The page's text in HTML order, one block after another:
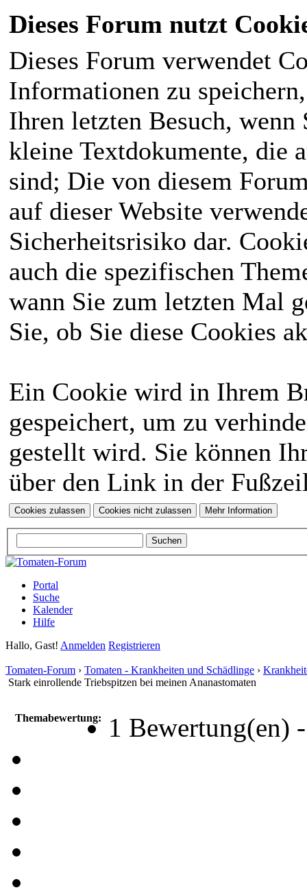
Dieses Forum nutzt
Dieses Forum verwendet
Informationen zu
Ihren letzten Besuch,
kleine Textdokumente, die
sind; Die von diesem
auf dieser Website
Sicherheitsrisiko dar.
auch die spezifischen
wann Sie zum letzten Mal
Sie, ob Sie diese Cookies
Ein Cookie wird in Ihrem
gespeichert, um zu
gestellt wird. Sie können
über den Link in der
Portal
Suche
Kalender
Hilfe
Hallo, Gast! Anmelden Registrieren
Tomaten-Forum › Tomaten - Krankheiten und Schädlinge ›
Stark einrollende Triebspitzen bei meinen Ananastomaten
Themabewertung: 1 Bewertung(en)